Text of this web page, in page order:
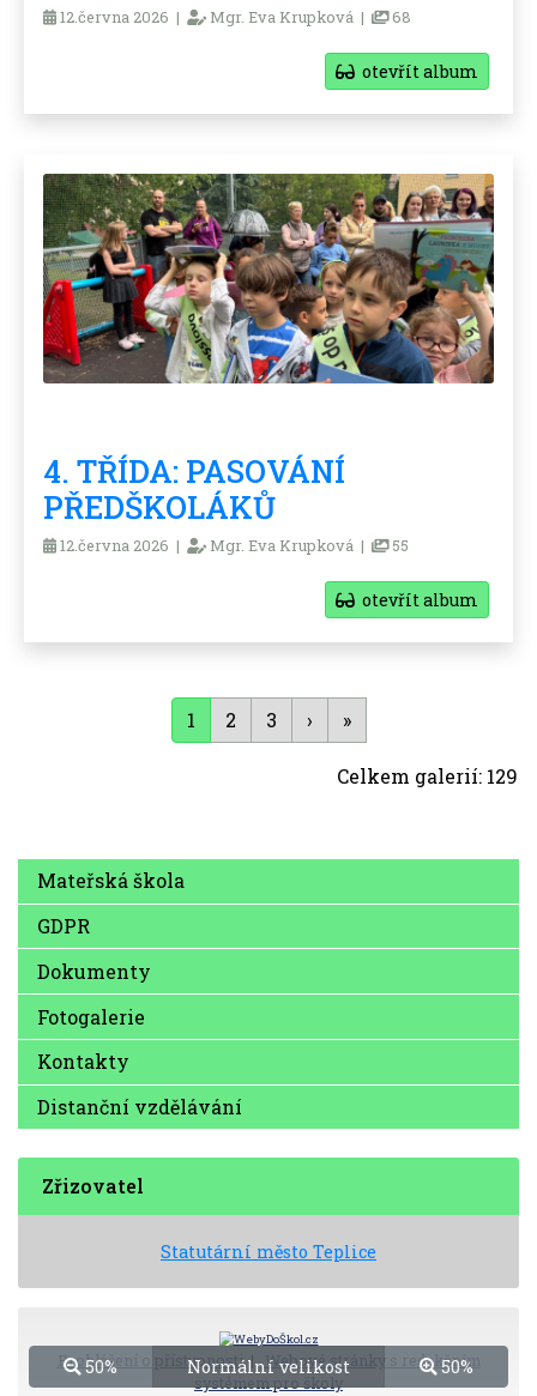
50% Normální velikost 50%
12.června 2026 | Mgr. Eva Krupková | 68
otevřít album
4. TŘÍDA: PASOVÁNÍ
PŘEDŠKOLÁKŮ
12.června 2026 | Mgr. Eva Krupková | 55
otevřít album
1 2 3 › »
Celkem galerií: 129
Mateřská škola
GDPR
Dokumenty
Fotogalerie
Kontakty
Distanční vzdělávání
Zřizovatel
Statutární město Teplice
Prohlášení o přístupnosti| Webové stránky s redakčním
systémem pro školy